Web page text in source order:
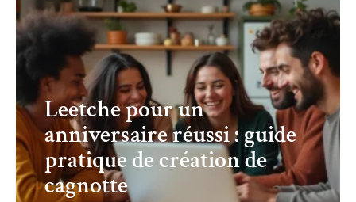
Leetche pour un
anniversaire réussi : guide
pratique de création de
cagnotte